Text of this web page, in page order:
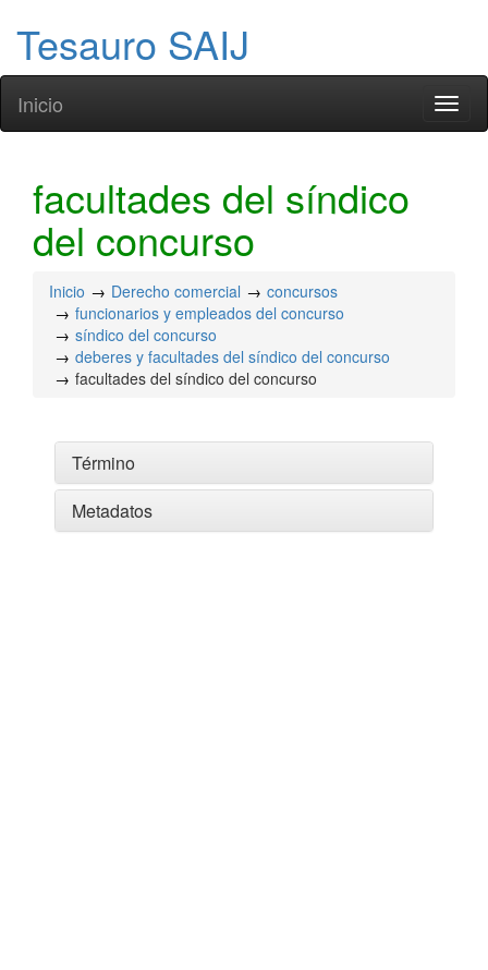
Tesauro SAIJ
Inicio
facultades del síndico
del concurso
Inicio Derecho comercial
concursos
funcionarios y empleados del concurso
síndico del concurso
deberes y facultades del síndico del concurso
facultades del síndico del concurso
Término
Metadatos